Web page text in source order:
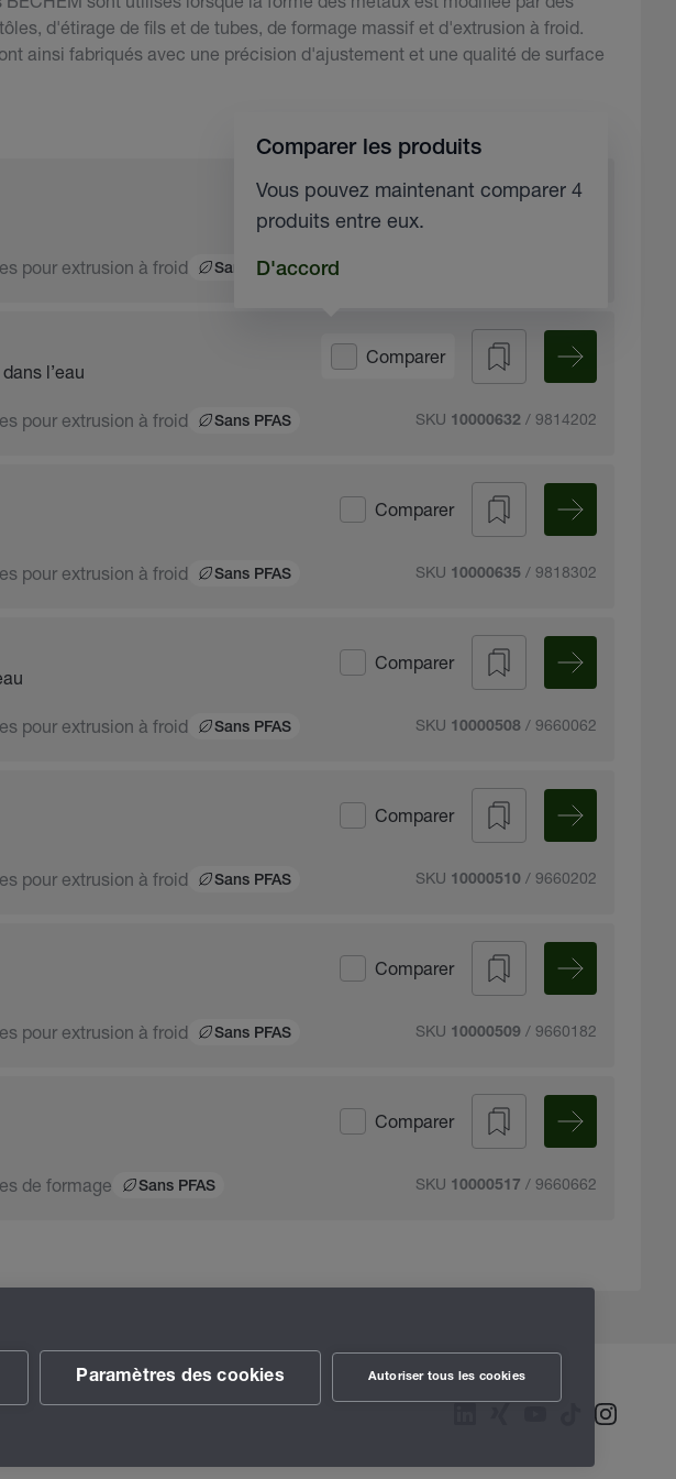
d'étirage de fils et de tubes, de formage massif et d'extrusion à froid.
ainsi fabriqués avec une précision d'ajustement et une qualité de surface
Comparer
pour extrusion à froid Sans PFAS
l’eau
Comparer
Comparer les produits
Vous pouvez maintenant comparer 4
produits entre eux.
D'accord
pour extrusion à froid Sans PFAS SKU 10000632 / 9814202
Comparer
pour extrusion à froid Sans PFAS SKU 10000635 / 9818302
Comparer
pour extrusion à froid Sans PFAS SKU 10000508 / 9660062
Comparer
pour extrusion à froid Sans PFAS SKU 10000510 / 9660202
Comparer
pour extrusion à froid Sans PFAS SKU 10000509 / 9660182
Comparer
de formage Sans PFAS SKU 10000517 / 9660662
Paramètres des cookies Autoriser tous les cookies